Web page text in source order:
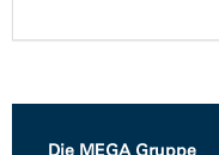
Die MEGA Gruppe